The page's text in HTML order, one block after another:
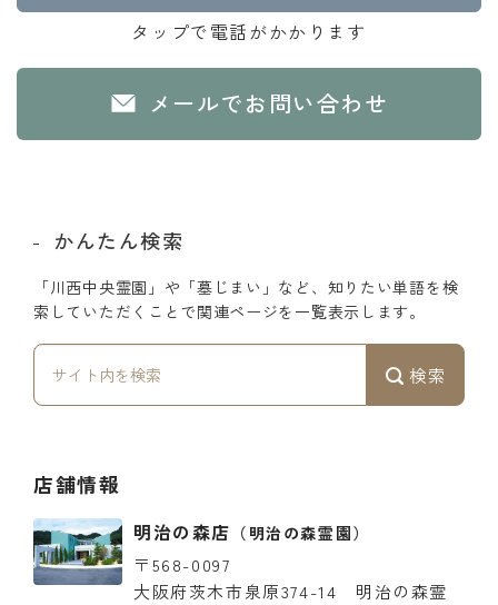
タップで電話がかかります
メールでお問い合わせ
かんたん検索
「川西中央霊園」や「墓じまい」など、知りたい単語を検
索していただくことで関連ページを一覧表示します。
検索
店舗情報
明治の森店 （明治の森霊園）
〒568-0097
大阪府茨木市泉原374-14 明治の森霊